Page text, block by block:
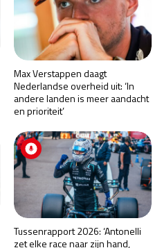
Max Verstappen daagt
Nederlandse overheid uit: ‘In
andere landen is meer aandacht
en prioriteit’
Tussenrapport 2026: ‘Antonelli
zet elke race naar zijn hand,